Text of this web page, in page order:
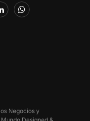
Negocios y